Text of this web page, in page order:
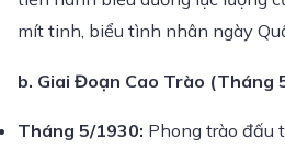
mít tinh, biểu tình nhân ngày
b. Giai Đoạn Cao Trào (Tháng
Tháng 5/1930: Phong trào đấu